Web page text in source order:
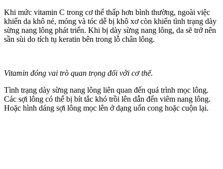
Khi mức vitamin C trong c‌ơ th‌ể thấp hơn bình thường, ngoài việc
khiến da khô nẻ, móng và tóc dễ bị khô xơ còn khiến tình trạng dày
sừng nang lông phát triển. Khi bị dày sừng nang lông, da sẽ trở nên
sần sùi do tích tụ keratin bên trong lỗ chân lông.
Vitamin đóng vai trò quan trọng đối với c‌ơ th‌ể.
Tình trạng dày sừng nang lông liên quan đến quá trình mọc lông.
Các sợi lông có thể bị bít tắc khó trồi lên dẫn đến viêm nang lông.
Hoặc hình dáng sợi lông mọc lên ở dạng uốn cong hoặc cuộn lại.